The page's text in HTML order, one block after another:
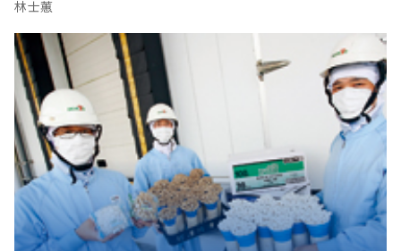
於打造複合型住宅，最出名的作品是六本木之丘都更
案。從1980年代開始，森集團足足花了18年，和400位
當地地主經過上百次溝通，直到全部人同意才興建，說
動
林士蕙